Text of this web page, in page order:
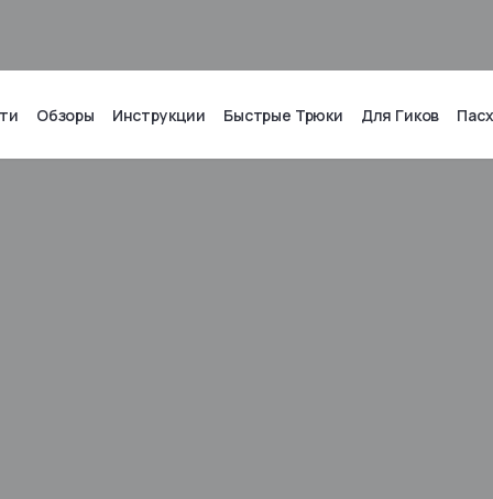
Обзоры Инструкции Быстрые Трюки Для Гиков